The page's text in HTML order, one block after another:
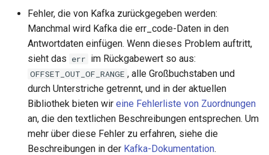
Fehler, die von Kafka zurückgegeben werden:
Manchmal wird Kafka die err_code-Daten in den
Antwortdaten einfügen. Wenn dieses Problem auftritt,
sieht das err im Rückgabewert so aus:
OFFSET_OUT_OF_RANGE , alle Großbuchstaben und
durch Unterstriche getrennt, und in der aktuellen
Bibliothek bieten wir eine Fehlerliste von Zuordnungen
an, die den textlichen Beschreibungen entsprechen. Um
mehr über diese Fehler zu erfahren, siehe die
Beschreibungen in der Kafka-Dokumentation.